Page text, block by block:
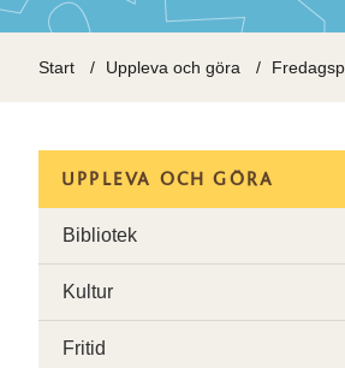
Start Uppleva och göra
UPPLEVA OCH GÖRA
Bibliotek
Kultur
Fritid